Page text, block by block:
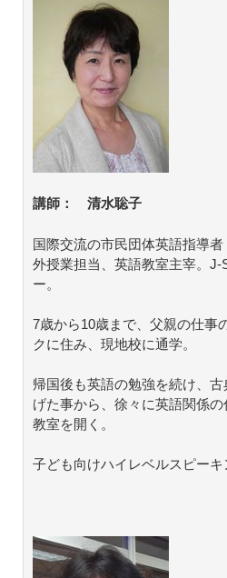
講師： 清水聡子
国際交流の市民団体英語指導
外授業担当、英語教室主宰。J-
ー。
7歳から10歳まで、父親の仕事
クに住み、現地校に通学。
帰国後も英語の勉強を続け、
げた事から、徐々に英語関係
教室を開く。
子ども向けハイレベルスピーキ